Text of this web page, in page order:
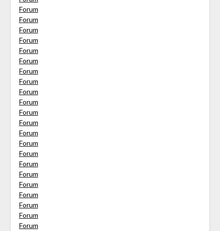
Forum
Forum
Forum
Forum
Forum
Forum
Forum
Forum
Forum
Forum
Forum
Forum
Forum
Forum
Forum
Forum
Forum
Forum
Forum
Forum
Forum
Forum